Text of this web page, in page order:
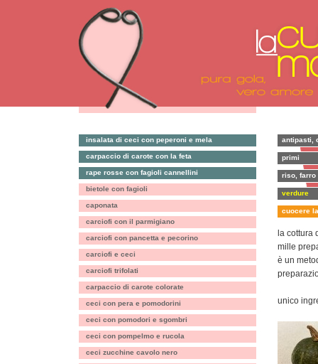
antipasti,
primi
riso, farro
verdure
insalata di ceci con peperoni e mela
carpaccio di carote con la feta
rape rosse con fagioli cannellini
bietole con fagioli
caponata
carciofi con il parmigiano
carciofi con pancetta e pecorino
carciofi e ceci
carciofi trifolati
carpaccio di carote colorate
ceci con pera e pomodorini
ceci con pomodori e sgombri
ceci con pompelmo e rucola
ceci zucchine cavolo nero
cuocere
la cottura
mille
è un
unico